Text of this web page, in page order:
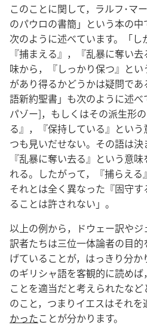
このことに関して，ラルフ･マ
のパウロの書簡」という本の
次のように述べています。「
『捕まえる』，『乱暴に奪い
味から，『しっかり保つ』と
があり得るかどうかは疑問で
語新約聖書」も次のように述
パゾー]，もしくはその派生形
る』，『保持している』とい
つも見いだせない。その語は
『乱暴に奪い去る』という意
れる。したがって，『捕らえ
それとは全く異なった『固守
ることは許されない」。
以上の例から，ドウェー訳や
訳者たちは三位一体論者の目
げていることが，はっきり分か
のギリシャ語を客観的に読め
ことを適当だと考えられたな
のこと，つまりイエスはそれ
かったことが分かります。